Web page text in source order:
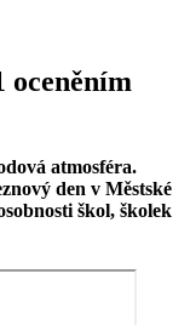
oceněním
atmosféra.
den v Městské
škol, školek